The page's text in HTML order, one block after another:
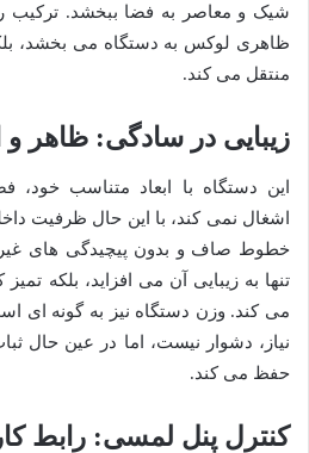
شیک و معاصر به فضا ببخشد. ترکیب
ظاهری لوکس به دستگاه می بخشد،
منتقل می کند.
زیبایی در سادگی: ظاهر و
این دستگاه با ابعاد متناسب خود،
اشغال نمی کند، با این حال ظرفیت
خطوط صاف و بدون پیچیدگی های
تنها به زیبایی آن می افزاید، بلکه
می کند. وزن دستگاه نیز به گونه ای
نیاز، دشوار نیست، اما در عین حال
حفظ می کند.
کنترل پنل لمسی: رابط